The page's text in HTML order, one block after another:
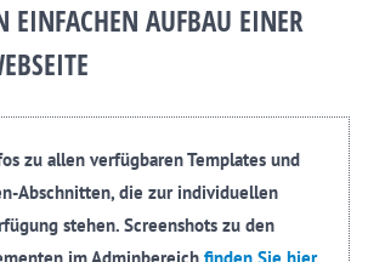
EINFACHEN AUFBAU EINER
zu allen verfügbaren Templates und
Abschnitten, die zur individuellen
stehen. Screenshots zu den